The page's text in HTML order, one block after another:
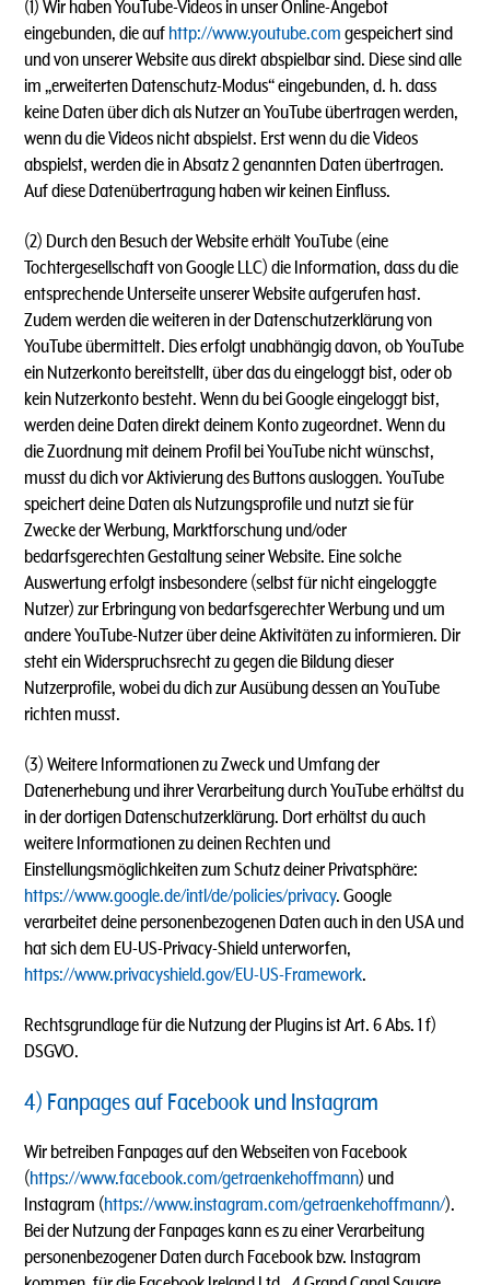
(1) Wir haben YouTube-Videos in unser Online-Angebot
eingebunden, die auf http://www.youtube.com gespeichert sind
und von unserer Website aus direkt abspielbar sind. Diese sind alle
im „erweiterten Datenschutz-Modus“ eingebunden, d. h. dass
keine Daten über dich als Nutzer an YouTube übertragen werden,
wenn du die Videos nicht abspielst. Erst wenn du die Videos
abspielst, werden die in Absatz 2 genannten Daten übertragen.
Auf diese Datenübertragung haben wir keinen Einfluss.
(2) Durch den Besuch der Website erhält YouTube (eine
Tochtergesellschaft von Google LLC) die Information, dass du die
entsprechende Unterseite unserer Website aufgerufen hast.
Zudem werden die weiteren in der Datenschutzerklärung von
YouTube übermittelt. Dies erfolgt unabhängig davon, ob YouTube
ein Nutzerkonto bereitstellt, über das du eingeloggt bist, oder ob
kein Nutzerkonto besteht. Wenn du bei Google eingeloggt bist,
werden deine Daten direkt deinem Konto zugeordnet. Wenn du
die Zuordnung mit deinem Profil bei YouTube nicht wünschst,
musst du dich vor Aktivierung des Buttons ausloggen. YouTube
speichert deine Daten als Nutzungsprofile und nutzt sie für
Zwecke der Werbung, Marktforschung und/oder
bedarfsgerechten Gestaltung seiner Website. Eine solche
Auswertung erfolgt insbesondere (selbst für nicht eingeloggte
Nutzer) zur Erbringung von bedarfsgerechter Werbung und um
andere YouTube-Nutzer über deine Aktivitäten zu informieren. Dir
steht ein Widerspruchsrecht zu gegen die Bildung dieser
Nutzerprofile, wobei du dich zur Ausübung dessen an YouTube
richten musst.
(3) Weitere Informationen zu Zweck und Umfang der
Datenerhebung und ihrer Verarbeitung durch YouTube erhältst du
in der dortigen Datenschutzerklärung. Dort erhältst du auch
weitere Informationen zu deinen Rechten und
Einstellungsmöglichkeiten zum Schutz deiner Privatsphäre:
https://www.google.de/intl/de/policies/privacy. Google
verarbeitet deine personenbezogenen Daten auch in den USA und
hat sich dem EU-US-Privacy-Shield unterworfen,
https://www.privacyshield.gov/EU-US-Framework.
Rechtsgrundlage für die Nutzung der Plugins ist Art. 6 Abs. 1 f)
DSGVO.
4) Fanpages auf Facebook und Instagram
Wir betreiben Fanpages auf den Webseiten von Facebook
(https://www.facebook.com/getraenkehoffmann) und
Instagram (https://www.instagram.com/getraenkehoffmann/).
Bei der Nutzung der Fanpages kann es zu einer Verarbeitung
personenbezogener Daten durch Facebook bzw. Instagram